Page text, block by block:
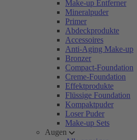
Make-up Entferner
Mineralpuder
Primer
Abdeckprodukte
Accessoires
Anti-Aging Make-up
Bronzer
Compact-Foundation
Creme-Foundation
Effektprodukte
Flüssige Foundation
Kompaktpuder
Loser Puder
Make-up Sets
Augen